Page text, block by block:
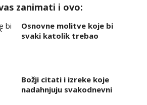
zanimati i ovo:
Osnovne molitve koje bi
svaki katolik trebao
Božji citati i izreke koje
nadahnjuju svakodnevni